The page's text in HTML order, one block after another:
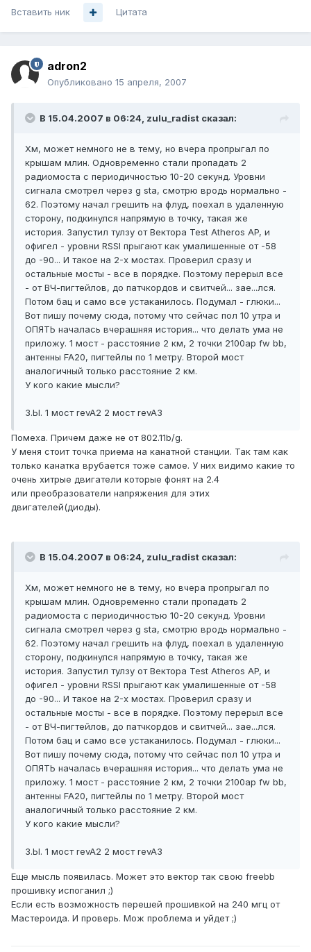
Вставить ник Цитата
adron2
Опубликовано 15 апреля, 2007
В 15.04.2007 в 06:24, zulu_radist сказал:
Хм, может немного не в тему, но вчера пропрыгал по
крышам млин. Одновременно стали пропадать 2
радиомоста с периодичностью 10-20 секунд. Уровни
сигнала смотрел через g sta, смотрю вродь нормально -
62. Поэтому начал грешить на флуд, поехал в удаленную
сторону, подкинулся напрямую в точку, такая же
история. Запустил тулзу от Вектора Test Atheros AP, и
офигел - уровни RSSI прыгают как умалишенные от -58
до -90... И такое на 2-х мостах. Проверил сразу и
остальные мосты - все в порядке. Поэтому перерыл все
- от ВЧ-пигтейлов, до патчкордов и свитчей... зае...лся.
Потом бац и само все устаканилось. Подумал - глюки...
Вот пишу почему сюда, потому что сейчас пол 10 утра и
ОПЯТЬ началась вчерашняя история... что делать ума не
приложу. 1 мост - расстояние 2 км, 2 точки 2100ap fw bb,
антенны FA20, пигтейлы по 1 метру. Второй мост
аналогичный только расстояние 2 км.
У кого какие мысли?
З.Ы. 1 мост revA2 2 мост revA3
Помеха. Причем даже не от 802.11b/g.
У меня стоит точка приема на канатной станции. Так там как
только канатка врубается тоже самое. У них видимо какие то
очень хитрые двигатели которые фонят на 2.4
или преобразователи напряжения для этих
двигателей(диоды).
В 15.04.2007 в 06:24, zulu_radist сказал:
Хм, может немного не в тему, но вчера пропрыгал по
крышам млин. Одновременно стали пропадать 2
радиомоста с периодичностью 10-20 секунд. Уровни
сигнала смотрел через g sta, смотрю вродь нормально -
62. Поэтому начал грешить на флуд, поехал в удаленную
сторону, подкинулся напрямую в точку, такая же
история. Запустил тулзу от Вектора Test Atheros AP, и
офигел - уровни RSSI прыгают как умалишенные от -58
до -90... И такое на 2-х мостах. Проверил сразу и
остальные мосты - все в порядке. Поэтому перерыл все
- от ВЧ-пигтейлов, до патчкордов и свитчей... зае...лся.
Потом бац и само все устаканилось. Подумал - глюки...
Вот пишу почему сюда, потому что сейчас пол 10 утра и
ОПЯТЬ началась вчерашняя история... что делать ума не
приложу. 1 мост - расстояние 2 км, 2 точки 2100ap fw bb,
антенны FA20, пигтейлы по 1 метру. Второй мост
аналогичный только расстояние 2 км.
У кого какие мысли?
З.Ы. 1 мост revA2 2 мост revA3
Еще мысль появилась. Может это вектор так свою freebb
прошивку испоганил ;)
Если есть возможность перешей прошивкой на 240 мгц от
Мастероида. И проверь. Мож проблема и уйдет ;)